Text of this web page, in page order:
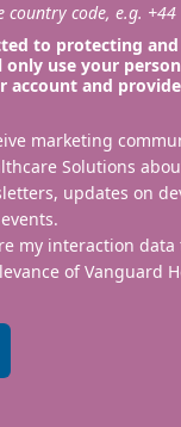
country code, e.g. +44
to protecting
only use your
account and
marketing
Solutions
updates on
my interaction
of Vanguard